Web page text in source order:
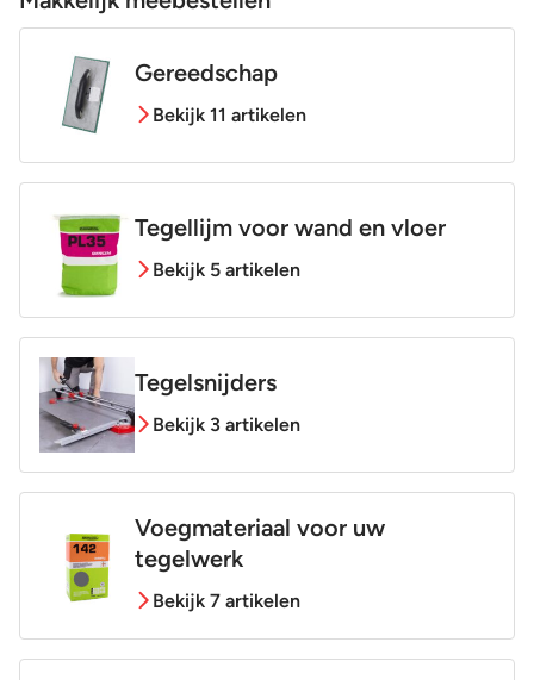
Gereedschap
Bekijk 11 artikelen
Tegellijm voor wand en vloer
Bekijk 5 artikelen
Tegelsnijders
Bekijk 3 artikelen
Voegmateriaal voor uw
tegelwerk
Bekijk 7 artikelen